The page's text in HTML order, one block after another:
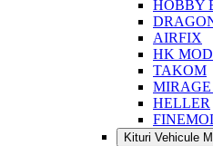
HOBBY
AIRFIX
HK
TAKOM
HELLER
Kituri Vehicule